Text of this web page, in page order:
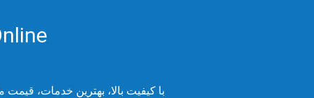
با کیفیت بالا، بهترین خدمات،